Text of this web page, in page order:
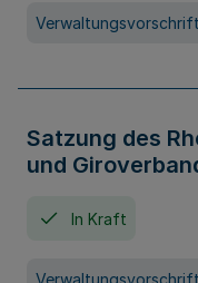
Verwaltungsvorschrift
Satzung des
und
In Kraft
Verwaltungsvorschrift